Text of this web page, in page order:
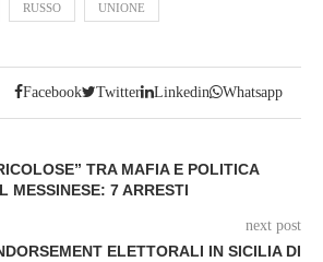
RUSSO UNIONE
Facebook Twitter Linkedin Whatsapp
TRA MAFIA E POLITICA
MESSINESE: 7 ARRESTI
next post
ELETTORALI IN SICILIA DI